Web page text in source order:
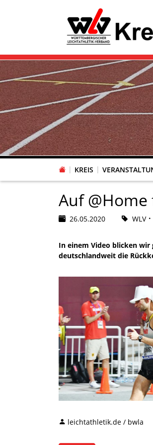
KREIS
Auf
26.05.2020 WLV
In einem Video blicken wir
deutschlandweit die
leichtathletik.de / bwla